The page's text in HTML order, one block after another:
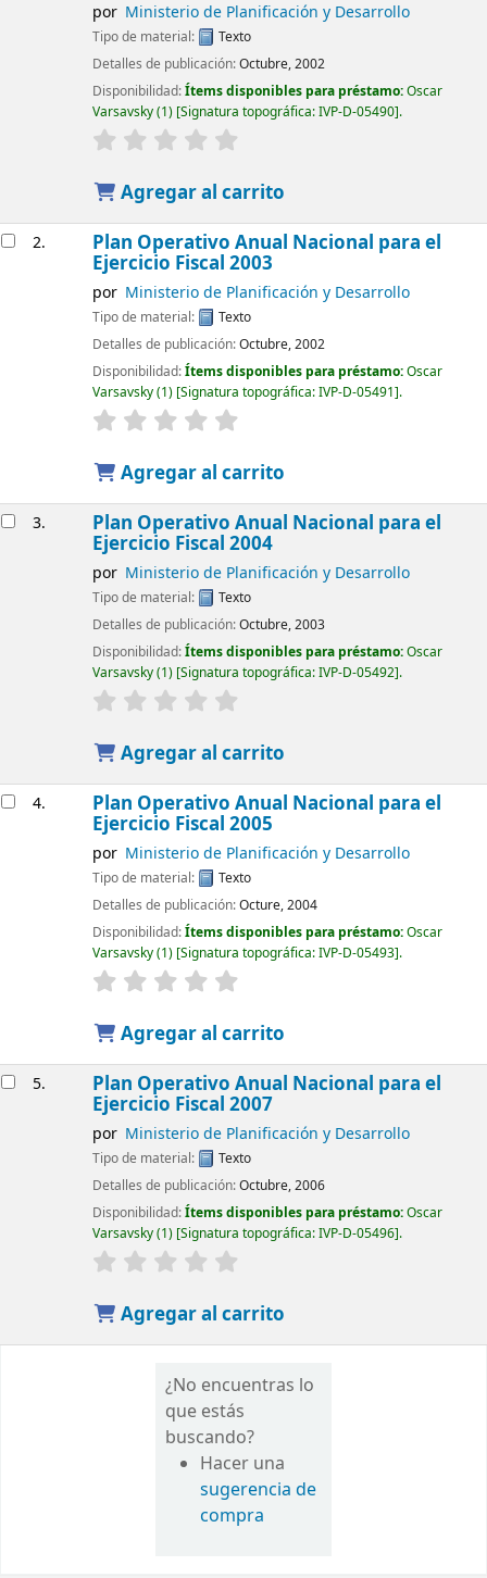
por Ministerio de Planificación y Desarrollo
Tipo de material:
Texto
Detalles de publicación:Octubre, 2002
Disponibilidad:Ítems disponibles para préstamo:Oscar
Varsavsky(1) Signatura topográfica:IVP-D-05490 .
Agregar al carrito
2. Plan Operativo Anual Nacional para el
Ejercicio Fiscal 2003
por Ministerio de Planificación y Desarrollo
Tipo de material:
Texto
Detalles de publicación:Octubre, 2002
Disponibilidad:Ítems disponibles para préstamo:Oscar
Varsavsky(1) Signatura topográfica:IVP-D-05491 .
Agregar al carrito
3. Plan Operativo Anual Nacional para el
Ejercicio Fiscal 2004
por Ministerio de Planificación y Desarrollo
Tipo de material:
Texto
Detalles de publicación:Octubre, 2003
Disponibilidad:Ítems disponibles para préstamo:Oscar
Varsavsky(1) Signatura topográfica:IVP-D-05492 .
Agregar al carrito
4. Plan Operativo Anual Nacional para el
Ejercicio Fiscal 2005
por Ministerio de Planificación y Desarrollo
Tipo de material:
Texto
Detalles de publicación:Octure, 2004
Disponibilidad:Ítems disponibles para préstamo:Oscar
Varsavsky(1) Signatura topográfica:IVP-D-05493 .
Agregar al carrito
5. Plan Operativo Anual Nacional para el
Ejercicio Fiscal 2007
por Ministerio de Planificación y Desarrollo
Tipo de material:
Texto
Detalles de publicación:Octubre, 2006
Disponibilidad:Ítems disponibles para préstamo:Oscar
Varsavsky(1) Signatura topográfica:IVP-D-05496 .
Agregar al carrito
¿No encuentras lo
que estás
buscando?
Hacer una
sugerencia de
compra